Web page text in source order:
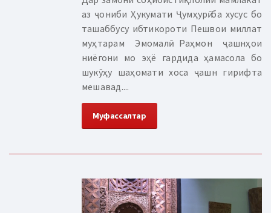
аз ҷониби Ҳукумати Ҷумҳурӣ ба хусус бо
ташаббусу ибтикороти Пешвои миллат
муҳтарам Эмомалӣ Раҳмон ҷашнҳои
ниёгони мо эҳё гардида ҳамасола бо
шукӯҳу шаҳомати хоса ҷашн гирифта
мешавад....
Муфассалтар